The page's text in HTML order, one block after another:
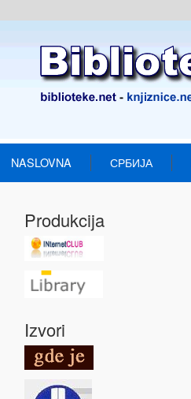
NASLOVNA СРБИЈА
Produkcija
Izvori